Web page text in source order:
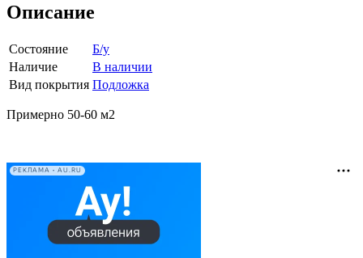
Описание
Состояние
Б/у
Наличие
В наличии
Вид покрытия Подложка
Примерно 50-60 м2
РЕКЛАМА • AU.RU